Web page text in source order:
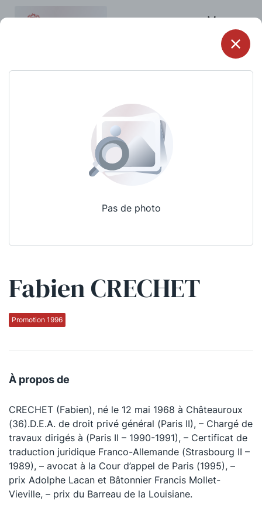
Menu
Pas de photo
Fabien CRECHET
Promotion 1996
À propos de
CRECHET (Fabien), né le 12 mai 1968 à Châteauroux
(36).D.E.A. de droit privé général (Paris II), – Chargé de
travaux dirigés à (Paris II – 1990-1991), – Certificat de
traduction juridique Franco-Allemande (Strasbourg II –
1989), – avocat à la Cour d’appel de Paris (1995), –
prix Adolphe Lacan et Bâtonnier Francis Mollet-
Vieville, – prix du Barreau de la Louisiane.
Qui sommes-nous ?
La Conférence
La Conférence
Le Concours de la Conférence
La Conférence Berryer
La Petite Conférence